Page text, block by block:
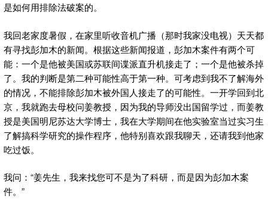
是如何用排除法破案的。
我回老家度暑假，在家里听收音机广播（那时我家没电视）天天都
有寻找彭加木的新闻。根据这些新闻报道，彭加木案件有两个可
能：一个是他被美国或苏联间谍派直升机接走了；一个是他被杀掉
了。我的判断是第二种可能性高于第一种。可考虑到我不了解海外
的情况，不能排除彭加木被外国人接走了的可能性。一开学回到北
京，我就跑去母校问姜教授，因为我的导师没出国留学过，而姜教
授是美国明尼苏达大学博士，我在大学期间在他实验室当过实习生
了解搞科学研究的操作程序，他特别喜欢跟我聊天，还请我到他家
吃过饭。
我问：“姜先生，我来找您可不是为了科研，而是因为彭加木案
件。”